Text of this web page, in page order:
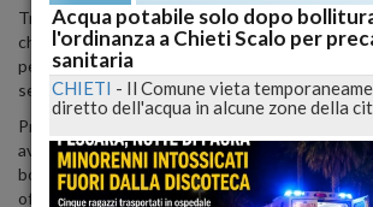
Trasferta in Toscana dal sapore decisamente
che dopo tre successi in altrettante gare
per 3-1 in casa della Pistoiese, un ko che
seria discussione le speranze di agguantare il
Probabilmente, per quello che si è visto in
avrebbero meritato almeno il pari, se non
bottino pieno, pagando però la sfortuna ed il
offensiva.
Acqua potabile solo dopo
l'ordinanza a Chieti Scalo per
sanitaria
CHIETI - Il Comune vieta
diretto dell'acqua in alcune zone della